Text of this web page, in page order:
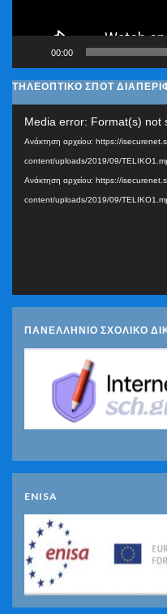
00:00
ΤΗΛΕΟΠΤΙΚΟ ΣΠΟΤ
Media error: Format(s) not
Ανάκτηση αρχείου: https://
content/uploads/2019/09/
Ανάκτηση αρχείου: https://
content/uploads/2019/09/
ΠΑΝΕΛΛΗΝΙΟ ΣΧΟΛΙΚΟ
ENISA